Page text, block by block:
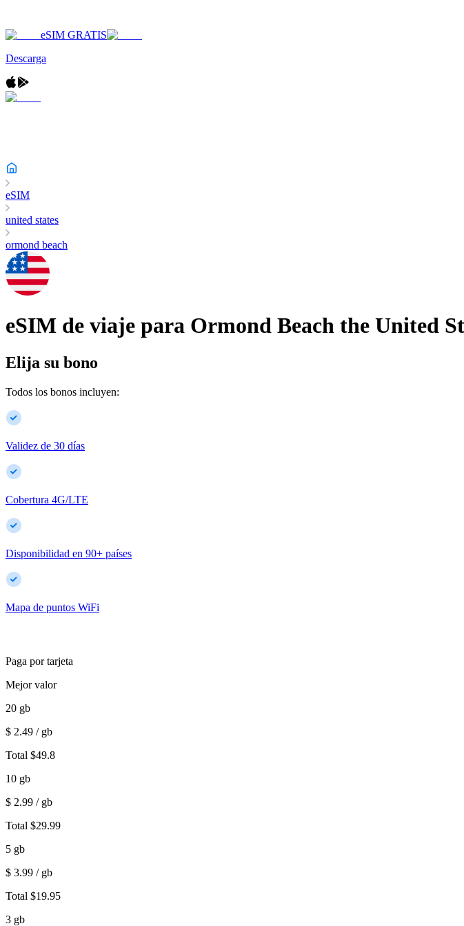
eSIM GRATIS
Descarga
eSIM
united states
ormond beach
eSIM de viaje para Ormond Beach the United
Elija su bono
Todos los bonos incluyen:
Validez de 30 días
Cobertura 4G/LTE
Disponibilidad en 90+ países
Mapa de puntos WiFi
Paga por tarjeta
Mejor valor
20 gb
$ 2.49 / gb
Total $49.8
10 gb
$ 2.99 / gb
Total $29.99
5 gb
$ 3.99 / gb
Total $19.95
3 gb